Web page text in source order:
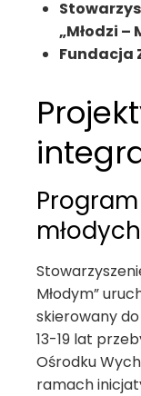
„Młodzi –
Fundacja
Program
Młodym”
skierowany
13-19 lat
Ośrodku
ramach